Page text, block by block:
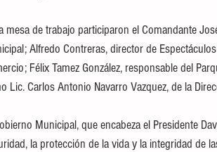
mesa de trabajo participaron el Comandante
Alfredo Contreras, director de
Félix Tamez González, responsable del
Lic. Carlos Antonio Navarro Vazquez, de la
Municipal, que encabeza el Presidente
la protección de la vida y la integridad de